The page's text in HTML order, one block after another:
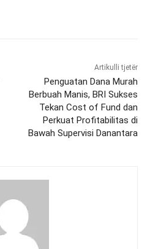
Artikulli tjetër
Penguatan Dana Murah
Berbuah Manis, BRI Sukses
Tekan Cost of Fund dan
Perkuat Profitabilitas di
Bawah Supervisi Danantara